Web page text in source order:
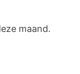
maand.